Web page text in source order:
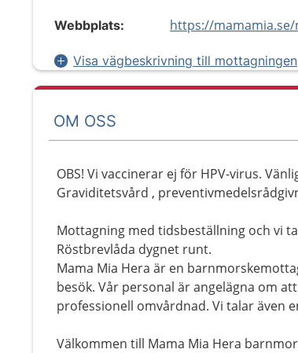
Webbplats: https://
Visa vägbeskrivning till mottagningen
OM OSS
OBS! Vi vaccinerar ej för HPV-virus.
Graviditetsvård ,
Mottagning med tidsbeställning och vi
Röstbrevlåda dygnet runt.
Mama Mia Hera är en
besök. Vår personal är angelägna om
professionell omvårdnad. Vi talar även
Välkommen till Mama Mia Hera